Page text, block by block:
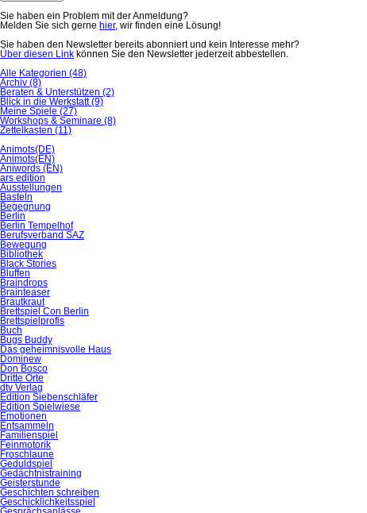
Sie haben ein Problem mit der Anmeldung?
Melden Sie sich gerne hier, wir finden eine Lösung!
Sie haben den Newsletter bereits abonniert und kein Interesse mehr?
Über diesen Link können Sie den Newsletter jederzeit abbestellen.
Alle Kategorien (48)
Archiv (8)
Beraten & Unterstützen (2)
Blick in die Werkstatt (9)
Meine Spiele (27)
Workshops & Seminare (8)
Zettelkasten (11)
Animots(DE)
Animots(EN)
Aniwords (EN)
ars edition
Ausstellungen
Basteln
Begegnung
Berlin
Berlin Tempelhof
Berufsverband SAZ
Bewegung
Bibliothek
Black Stories
Bluffen
Braindrops
Brainteaser
Brautkraut
Brettspiel Con Berlin
Brettspielprofis
Buch
Bugs Buddy
Das geheimnisvolle Haus
Dominew
Don Bosco
Dritte Orte
dtv Verlag
Edition Siebenschläfer
Edition Spielwiese
Emotionen
Entsammeln
Familienspiel
Feinmotorik
Froschlaune
Geduldspiel
Gedächtnistraining
Geisterstunde
Geschichten schreiben
Geschicklichkeitsspiel